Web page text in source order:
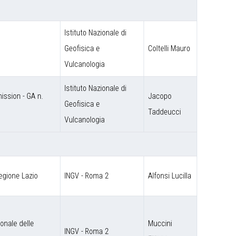
Istituto Nazionale di
Geofisica e
Vulcanologia
Coltelli Mauro
- GA n.
Istituto Nazionale di
Geofisica e
Vulcanologia
Jacopo
Taddeucci
Lazio INGV - Roma 2 Alfonsi Lucilla
delle
INGV - Roma 2
Muccini